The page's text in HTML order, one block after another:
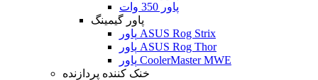
پاور 350 وات
پاور گیمینگ
پاور ASUS Rog Strix
پاور ASUS Rog Thor
پاور CoolerMaster MWE
خنک کننده پردازنده